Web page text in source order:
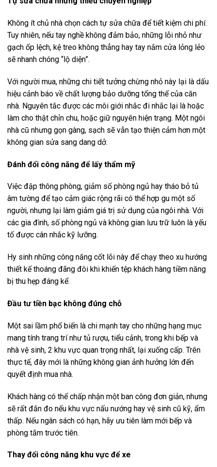
Không ít chủ nhà chọn cách tự sửa chữa để tiết kiệm chi phí.
Tuy nhiên, nếu tay nghề không đảm bảo, những lỗi nhỏ như
gạch ốp lệch, kệ treo không thẳng hay tay nắm cửa lỏng lẻo
sẽ nhanh chóng “lộ diện”.
Với người mua, những chi tiết tưởng chừng nhỏ này lại là dấu
hiệu cảnh báo về chất lượng bảo dưỡng tổng thể của căn
nhà. Nguyên tắc được các môi giới nhắc đi nhắc lại là hoặc
làm cho thật chỉn chu, hoặc giữ nguyên hiện trạng. Một ngôi
nhà cũ nhưng gọn gàng, sạch sẽ vẫn tạo thiện cảm hơn một
không gian sửa sang dang dở.
Đánh đổi công năng để lấy thẩm mỹ
Việc đập thông phòng, giảm số phòng ngủ hay tháo bỏ tủ
âm tường để tạo cảm giác rộng rãi có thể hợp gu một số
người, nhưng lại làm giảm giá trị sử dụng của ngôi nhà. Với
các gia đình, số phòng ngủ và không gian lưu trữ luôn là yếu
tố được cân nhắc kỹ lưỡng.
Hy sinh những công năng cốt lõi này để chạy theo xu hướng
thiết kế thoáng đãng đôi khi khiến tệp khách hàng tiềm năng
bị thu hẹp đáng kể.
Đầu tư tiền bạc không đúng chỗ
Một sai lầm phổ biến là chi mạnh tay cho những hạng mục
mang tính trang trí như tủ rượu, tiểu cảnh, trong khi bếp và
nhà vệ sinh, 2 khu vực quan trọng nhất, lại xuống cấp. Trên
thực tế, đây mới là những không gian ảnh hưởng lớn đến
quyết định mua nhà.
Khách hàng có thể chấp nhận một ban công đơn giản, nhưng
sẽ rất đắn đo nếu khu vực nấu nướng hay vệ sinh cũ kỹ, ẩm
thấp. Nếu ngân sách có hạn, hãy ưu tiên làm mới bếp và
phòng tắm trước tiên.
Thay đổi công năng khu vực để xe